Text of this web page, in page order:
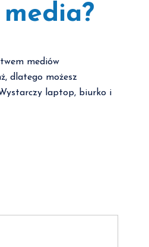
mediów
dlatego możesz
laptop, biurko i